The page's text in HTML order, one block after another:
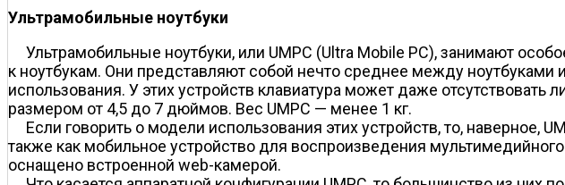
Ультрамобильные ноутбуки
Ультрамобильные ноутбуки, или UMPC (Ultra Mobile PC), занимают
к ноутбукам. Они представляют собой нечто среднее между
использования. У этих устройств клавиатура может даже
размером от 4,5 до 7 дюймов. Вес UMPC — менее 1 кг.
Если говорить о модели использования этих устройств, то, наверное,
также как мобильное устройство для воспроизведения
оснащено встроенной web-камерой.